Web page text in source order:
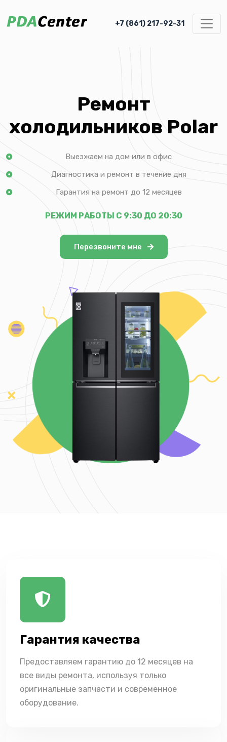
+7 (861) 217-92-31
Ремонт
холодильников Polar
Выезжаем на дом или в офис
Диагностика и ремонт в течение дня
Гарантия на ремонт до 12 месяцев
РЕЖИМ РАБОТЫ С 9:30 ДО 20:30
Перезвоните мне
Гарантия качества
Предоставляем гарантию до 12 месяцев на
все виды ремонта, используя только
оригинальные запчасти и современное
оборудование.